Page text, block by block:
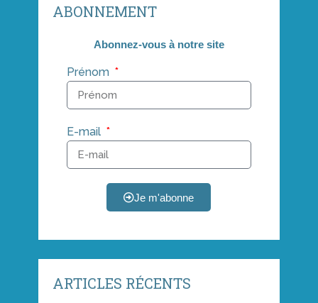
ABONNEMENT
Abonnez-vous à notre site
Prénom
E-mail
Je m'abonne
ARTICLES RÉCENTS